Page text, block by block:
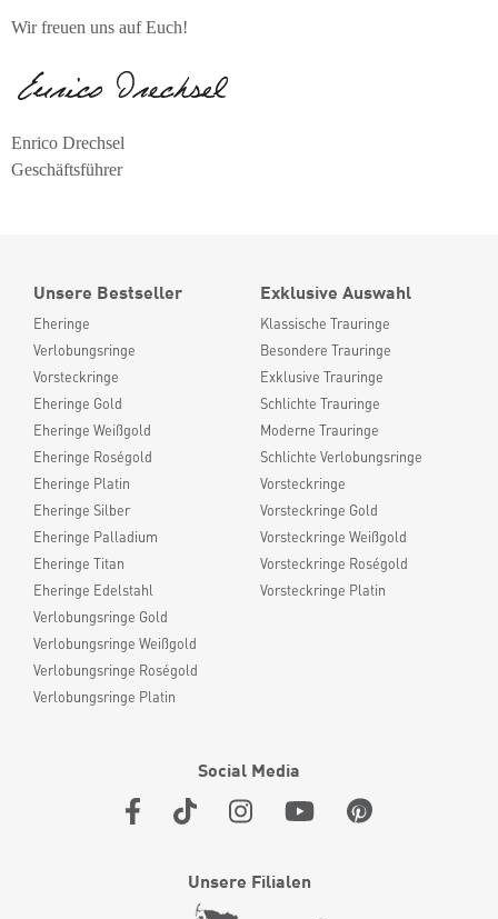
Wir freuen uns auf Euch!
Enrico Drechsel
Geschäftsführer
Unsere Bestseller
Eheringe
Verlobungsringe
Vorsteckringe
Eheringe Gold
Eheringe Weißgold
Eheringe Roségold
Eheringe Platin
Eheringe Silber
Eheringe Palladium
Eheringe Titan
Eheringe Edelstahl
Verlobungsringe Gold
Verlobungsringe Weißgold
Verlobungsringe Roségold
Verlobungsringe Platin
Exklusive Auswahl
Klassische Trauringe
Besondere Trauringe
Exklusive Trauringe
Schlichte Trauringe
Moderne Trauringe
Schlichte Verlobungsringe
Vorsteckringe
Vorsteckringe Gold
Vorsteckringe Weißgold
Vorsteckringe Roségold
Vorsteckringe Platin
Social Media
Unsere Filialen